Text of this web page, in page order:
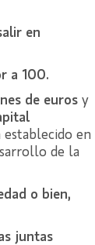
en
a 100.
de euros y
en
de la
o bien,
juntas